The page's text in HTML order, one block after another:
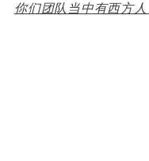
你们团队当中有西方